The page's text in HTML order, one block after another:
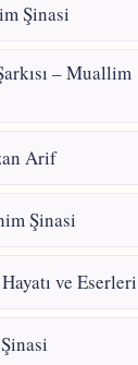
Şinasi
– Muallim
Arif
Şinasi
ve Eserleri